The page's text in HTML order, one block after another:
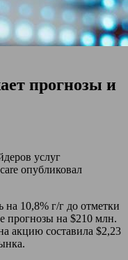
прогнозы и
услуг
опубликовал
10,8% г/г до отметки
прогнозы на $210 млн.
акцию составила $2,23